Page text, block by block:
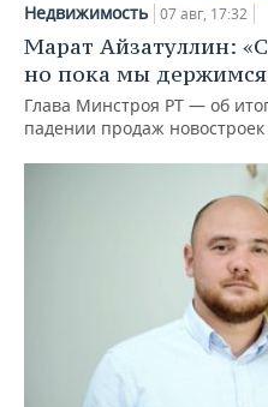
Недвижимость 07 авг, 17:32
Марат Айзатуллин:
но пока мы держимся
Глава Минстроя РТ — об
падении продаж